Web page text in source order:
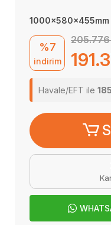
1000x580x455mm
%7
indirim
205.776
Havale/EFT ile